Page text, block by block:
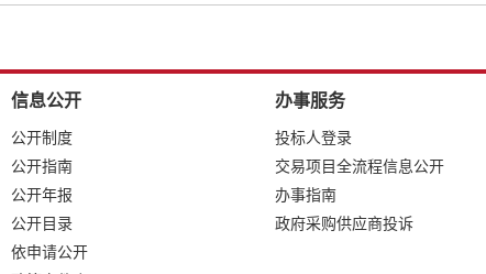
信息公开
公开制度
公开指南
公开年报
公开目录
依申请公开
办事服务
投标人登录
交易项目全流程信息公开
办事指南
政府采购供应商投诉